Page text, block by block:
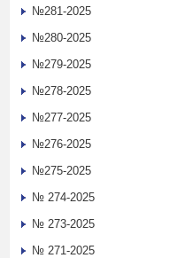
№281-2025
№280-2025
№279-2025
№278-2025
№277-2025
№276-2025
№275-2025
№ 274-2025
№ 273-2025
№ 271-2025